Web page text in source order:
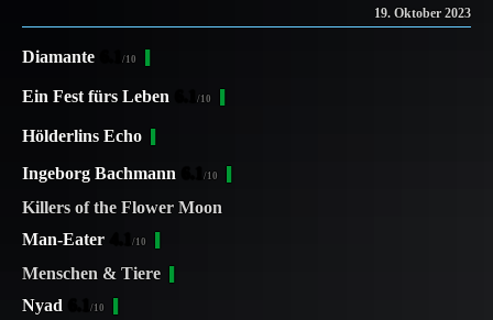
19. Oktober 2023
Diamante /10
Ein Fest fürs Leben /10
Hölderlins Echo
Ingeborg Bachmann
/10
Killers of the Flower Moon
Man-Eater
/10
Menschen & Tiere
Nyad
/10